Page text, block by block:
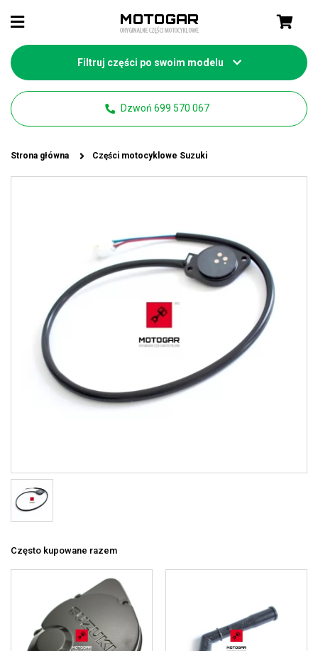
Filtruj części po swoim modelu
Dzwoń 699 570 067
Strona główna Części motocyklowe Suzuki
Często kupowane razem